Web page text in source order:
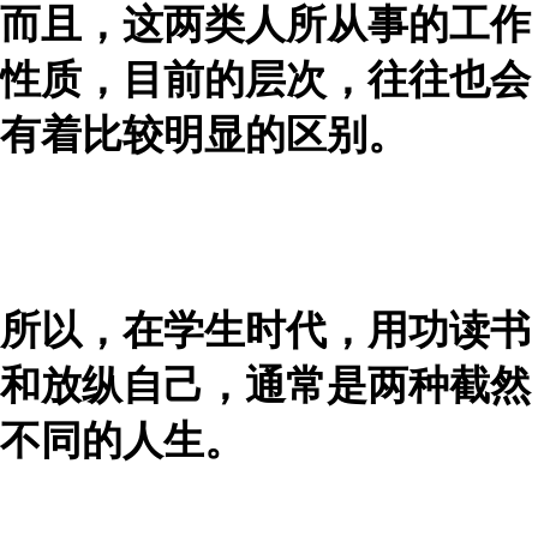
而且，这两类人所从事的工作
性质，目前的层次，往往也会
有着比较明显的区别。
所以，在学生时代，用功读书
和放纵自己，通常是两种截然
不同的人生。